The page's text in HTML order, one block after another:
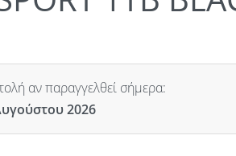
αν παραγγελθεί σήμερα:
2026